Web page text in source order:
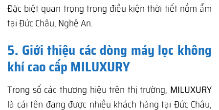
Đặc biệt quan trọng trong điều kiện thời tiết nồm ẩm
tại Đức Châu, Nghệ An.
5. Giới thiệu các dòng máy lọc không
khí cao cấp MILUXURY
Trong số các thương hiệu trên thị trường, MILUXURY
là cái tên đang được nhiều khách hàng tại Đức Châu,